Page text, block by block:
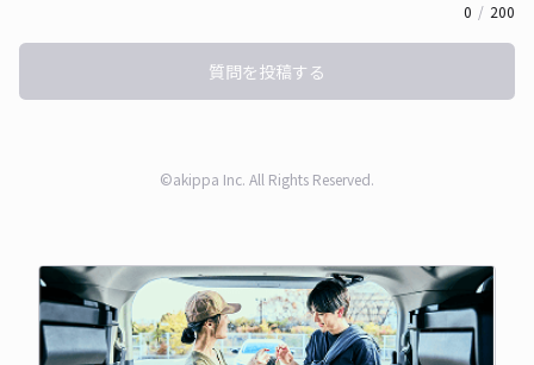
0 / 200
質問を投稿する
©akippa Inc. All Rights Reserved.